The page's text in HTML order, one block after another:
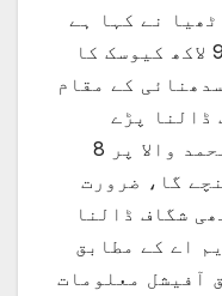
نے کہا ہے
کہ تریموں ہیڈورکس پر آج 9 لاکھ کیوسک کا
کے مقام
ڈالنا پڑے
گا۔ انہوں نے کہا کہ ہیڈ محمد والا پر 8
گا، ضرورت
شگاف ڈالنا
اے کے مطابق
آفیشل معلومات